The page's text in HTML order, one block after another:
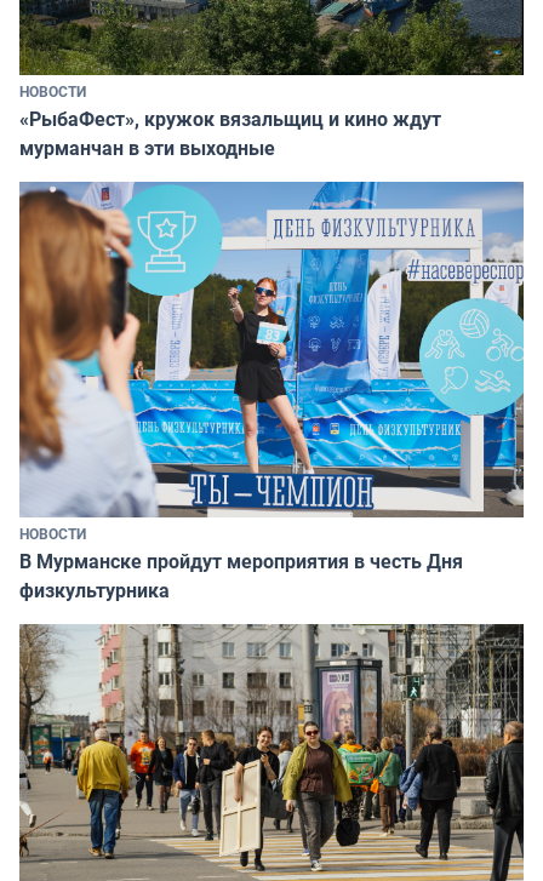
НОВОСТИ
«РыбаФест», кружок вязальщиц и кино ждут
мурманчан в эти выходные
НОВОСТИ
В Мурманске пройдут мероприятия в честь Дня
физкультурника